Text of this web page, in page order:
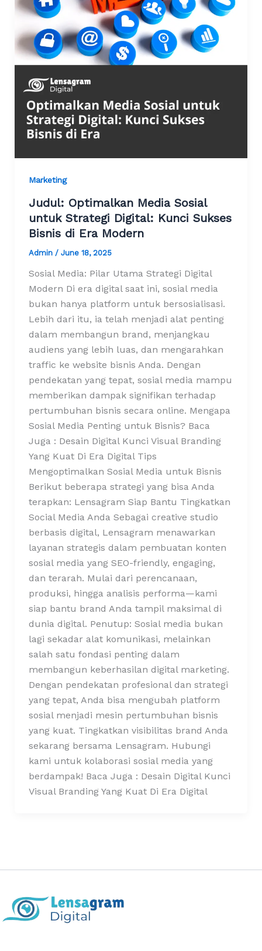
Marketing
Judul: Optimalkan Media Sosial
untuk Strategi Digital: Kunci Sukses
Bisnis di Era Modern
Admin / June 18, 2025
Sosial Media: Pilar Utama Strategi Digital
Modern Di era digital saat ini, sosial media
bukan hanya platform untuk bersosialisasi.
Lebih dari itu, ia telah menjadi alat penting
dalam membangun brand, menjangkau
audiens yang lebih luas, dan mengarahkan
traffic ke website bisnis Anda. Dengan
pendekatan yang tepat, sosial media mampu
memberikan dampak signifikan terhadap
pertumbuhan bisnis secara online. Mengapa
Sosial Media Penting untuk Bisnis? Baca
Juga : Desain Digital Kunci Visual Branding
Yang Kuat Di Era Digital Tips
Mengoptimalkan Sosial Media untuk Bisnis
Berikut beberapa strategi yang bisa Anda
terapkan: Lensagram Siap Bantu Tingkatkan
Social Media Anda Sebagai creative studio
berbasis digital, Lensagram menawarkan
layanan strategis dalam pembuatan konten
sosial media yang SEO-friendly, engaging,
dan terarah. Mulai dari perencanaan,
produksi, hingga analisis performa—kami
siap bantu brand Anda tampil maksimal di
dunia digital. Penutup: Sosial media bukan
lagi sekadar alat komunikasi, melainkan
salah satu fondasi penting dalam
membangun keberhasilan digital marketing.
Dengan pendekatan profesional dan strategi
yang tepat, Anda bisa mengubah platform
sosial menjadi mesin pertumbuhan bisnis
yang kuat. Tingkatkan visibilitas brand Anda
sekarang bersama Lensagram. Hubungi
kami untuk kolaborasi sosial media yang
berdampak! Baca Juga : Desain Digital Kunci
Visual Branding Yang Kuat Di Era Digital